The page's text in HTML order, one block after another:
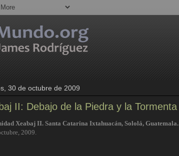
30 de octubre de 2009
II: Debajo de la Piedra y la Tormenta
Xeabaj II. Santa Catarina Ixtahuacán, Sololá, Guatemala.
2009.